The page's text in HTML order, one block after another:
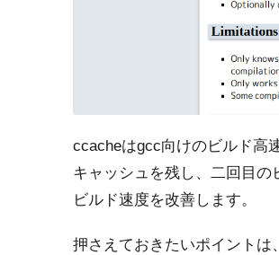
ccacheはgcc向けのビルド高
キャッシュを残し、二回目の
ビルド速度を改善します。
押さえておきたいポイントは